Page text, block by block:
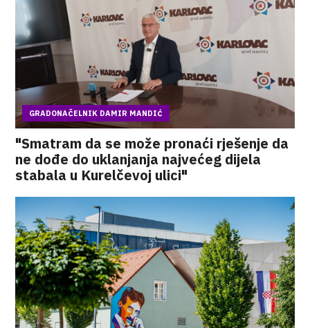
GRADONAČELNIK DAMIR MANDIĆ
"Smatram da se može pronaći rješenje da
ne dođe do uklanjanja najvećeg dijela
stabala u Kurelčevoj ulici"